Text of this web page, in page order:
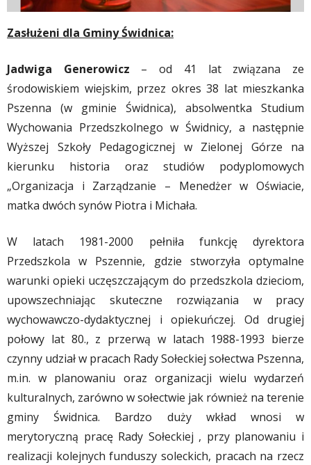
Zasłużeni dla Gminy Świdnica:
Jadwiga Generowicz – od 41 lat związana ze
środowiskiem wiejskim, przez okres 38 lat mieszkanka
Pszenna (w gminie Świdnica), absolwentka Studium
Wychowania Przedszkolnego w Świdnicy, a następnie
Wyższej Szkoły Pedagogicznej w Zielonej Górze na
kierunku historia oraz studiów podyplomowych
„Organizacja i Zarządzanie – Menedżer w Oświacie,
matka dwóch synów Piotra i Michała.
W latach 1981-2000 pełniła funkcję dyrektora
Przedszkola w Pszennie, gdzie stworzyła optymalne
warunki opieki uczęszczającym do przedszkola dzieciom,
upowszechniając skuteczne rozwiązania w pracy
wychowawczo-dydaktycznej i opiekuńczej. Od drugiej
połowy lat 80., z przerwą w latach 1988-1993 bierze
czynny udział w pracach Rady Sołeckiej sołectwa Pszenna,
m.in. w planowaniu oraz organizacji wielu wydarzeń
kulturalnych, zarówno w sołectwie jak również na terenie
gminy Świdnica. Bardzo duży wkład wnosi w
merytoryczną pracę Rady Sołeckiej , przy planowaniu i
realizacji kolejnych funduszy soleckich, pracach na rzecz